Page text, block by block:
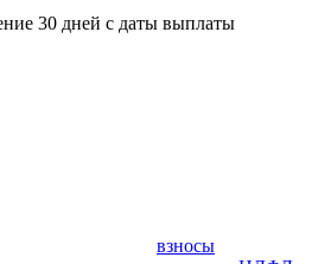
30 дней с даты выплаты
взносы